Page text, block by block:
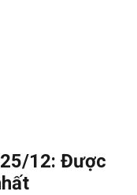
12: Được